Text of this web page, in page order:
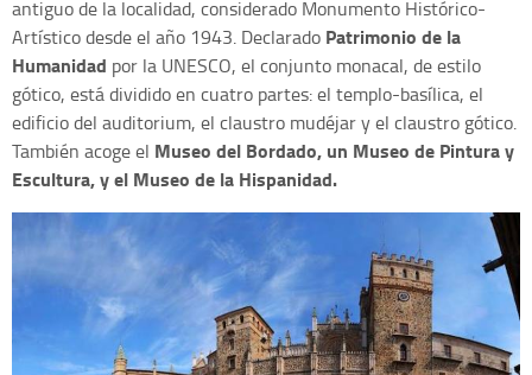
antiguo de la localidad, considerado Monumento Histórico-
Artístico desde el año 1943. Declarado Patrimonio de la
Humanidad por la UNESCO, el conjunto monacal, de estilo
gótico, está dividido en cuatro partes: el templo-basílica, el
edificio del auditorium, el claustro mudéjar y el claustro gótico.
También acoge el Museo del Bordado, un Museo de Pintura y
Escultura, y el Museo de la Hispanidad.